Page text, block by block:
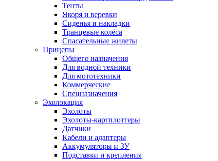
Тенты
Якоря и веревки
Сиденья и накладки
Транцевые колёса
Спасательные жилеты
Прицепы
Общего назначения
Для водной техники
Для мототехники
Коммерческие
Спецназначения
Эхолокация
Эхолоты
Эхолоты-картплоттеры
Датчики
Кабели и адаптеры
Аккумуляторы и ЗУ
Подставки и крепления